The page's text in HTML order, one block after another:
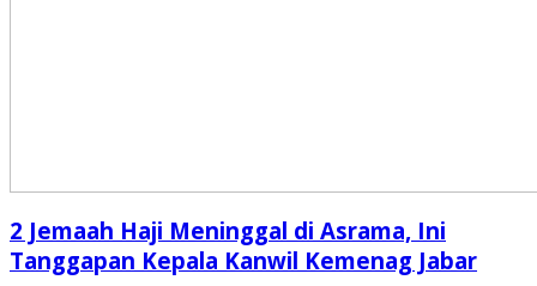
2 Jemaah Haji Meninggal di Asrama, Ini
Tanggapan Kepala Kanwil Kemenag Jabar